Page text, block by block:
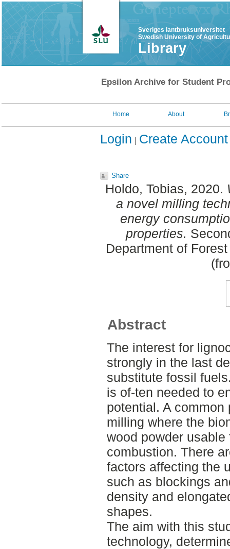
Sveriges lantbruksuniversitet
Swedish University of
Library
Epsilon Archive for Student
Home About
Login Create Account
Share
Holdo, Tobias, 2020.
a novel milling
energy
properties.
Department of
Abstract
The interest for
strongly in the last
substitute fossil
is of-ten needed to
potential. A
milling where the
wood powder
combustion. There
factors affecting the
such as blockings
density and
shapes.
The aim with this
technology,